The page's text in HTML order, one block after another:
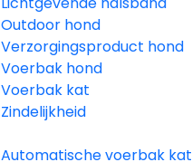
Outdoor hond
Verzorgingsproduct hond
Voerbak hond
Voerbak kat
Zindelijkheid
Automatische voerbak kat